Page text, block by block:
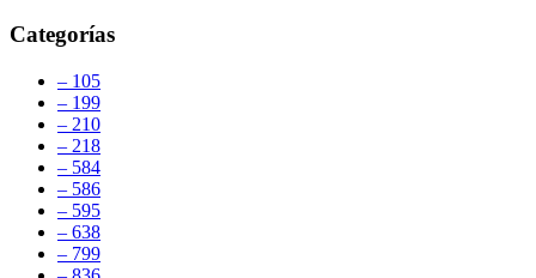
Categorías
– 105
– 199
– 210
– 218
– 584
– 586
– 595
– 638
– 799